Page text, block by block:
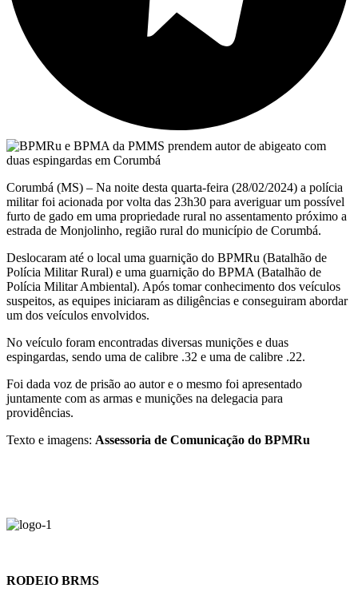
Corumbá (MS) – Na noite desta quarta-feira (28/02/2024) a polícia
militar foi acionada por volta das 23h30 para averiguar um possível
furto de gado em uma propriedade rural no assentamento próximo a
estrada de Monjolinho, região rural do município de Corumbá.
Deslocaram até o local uma guarnição do BPMRu (Batalhão de
Polícia Militar Rural) e uma guarnição do BPMA (Batalhão de
Polícia Militar Ambiental). Após tomar conhecimento dos veículos
suspeitos, as equipes iniciaram as diligências e conseguiram abordar
um dos veículos envolvidos.
No veículo foram encontradas diversas munições e duas
espingardas, sendo uma de calibre .32 e uma de calibre .22.
Foi dada voz de prisão ao autor e o mesmo foi apresentado
juntamente com as armas e munições na delegacia para
providências.
Texto e imagens: Assessoria de Comunicação do BPMRu
RODEIO BRMS